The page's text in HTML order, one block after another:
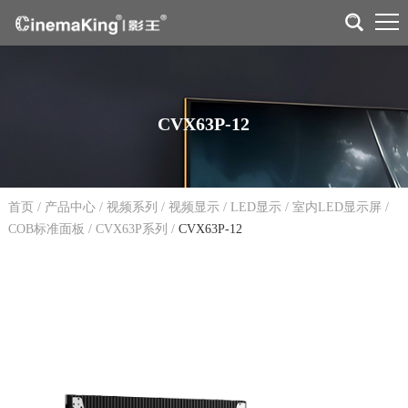
CVX63P-12
首页 / 产品中心/ 视频系列 / 视频显示/ LED显示/ 室内LED显示屏 /
COB标准面板 / CVX63P系列 / CVX63P-12